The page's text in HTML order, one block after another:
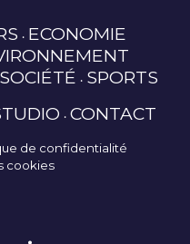
ECONOMIE
SOCIÉTÉ SPORTS
CONTACT
de confidentialité
cookies